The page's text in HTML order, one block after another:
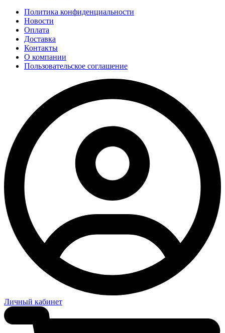
Политика конфиденциальности
Новости
Оплата
Доставка
Контакты
О компании
Пользовательское соглашение
Личный кабинет